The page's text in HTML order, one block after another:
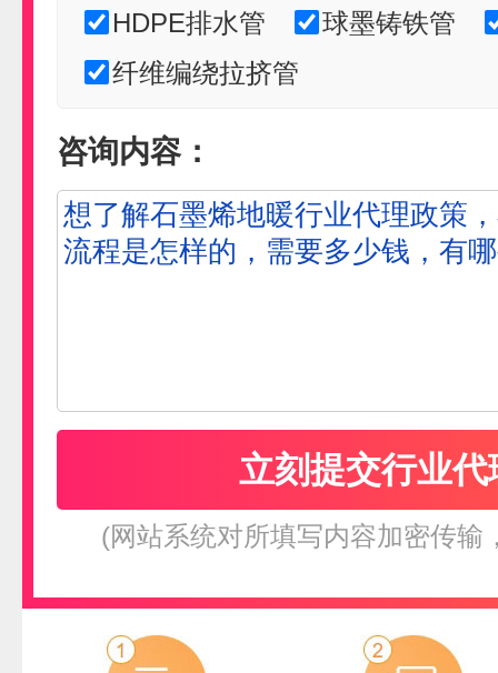
HDPE排水管
球墨铸铁管
纤维编绕拉挤管
咨询内容：
(网站系统对所填写内容加密传输